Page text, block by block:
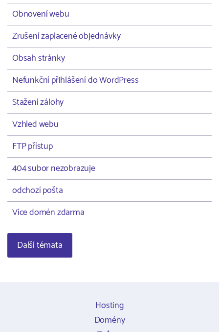
Obnovení webu
Zrušení zaplacené objednávky
Obsah stránky
Nefunkční přihlášení do WordPress
Stažení zálohy
Vzhled webu
FTP přístup
404 subor nezobrazuje
odchozí pošta
Více domén zdarma
Další témata
Hosting
Domény